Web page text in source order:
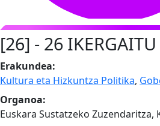
[26] - 26
Erakundea:
Kultura eta Hizkuntza Politika,
Organoa:
Euskara Sustatzeko